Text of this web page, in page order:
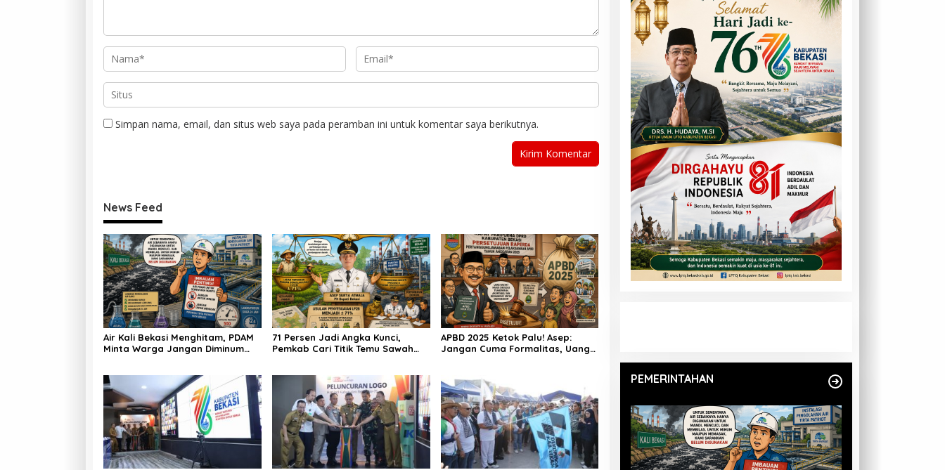
Simpan nama, email, dan situs web saya pada peramban ini untuk komentar saya berikutnya.
News Feed
Air Kali Bekasi Menghitam, PDAM
Minta Warga Jangan Diminum
71 Persen Jadi Angka Kunci,
Pemkab Cari Titik Temu Sawah
APBD 2025 Ketok Palu! Asep:
Jangan Cuma Formalitas, Uang
PEMERINTAHAN